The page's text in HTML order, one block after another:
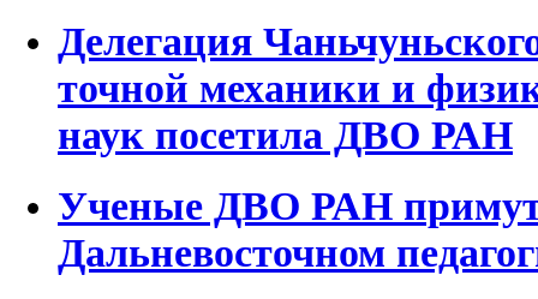
Делегация
точной механики и
наук посетила ДВО РАН
Ученые ДВО РАН примут
Дальневосточном